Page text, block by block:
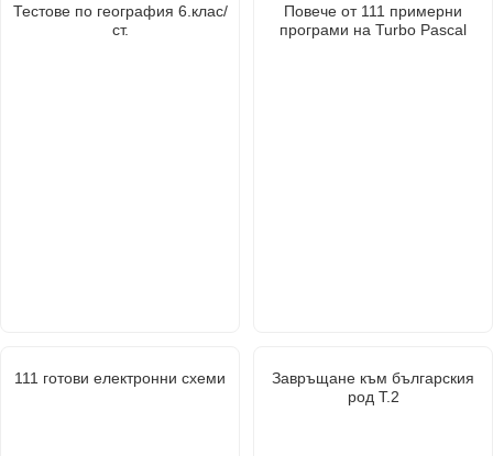
Тестове по география 6.клас/
ст.
Повече от 111 примерни
програми на Turbo Pascal
111 готови електронни схеми
Завръщане към българския
род Т.2